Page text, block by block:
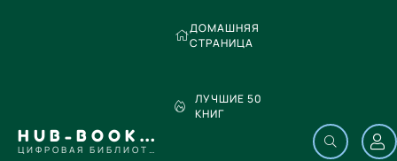
HUB-BOOKS.COM
ЦИФРОВАЯ БИБЛИОТЕКА
ДОМАШНЯЯ
СТРАНИЦА
ЛУЧШИЕ 50
КНИГ